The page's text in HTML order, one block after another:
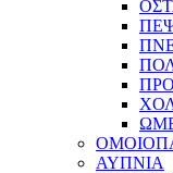
ΑΥΠΝΙΑ